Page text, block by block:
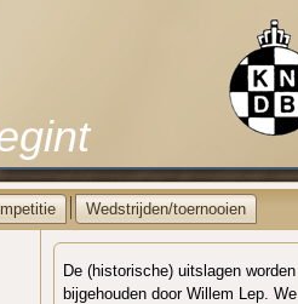
Wedstrijden/toernooien
De (historische) uitslagen worden
bijgehouden door Willem Lep. We